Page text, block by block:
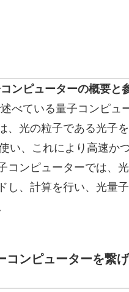
ンピューターの概要と
述べている量子コンピュ
、光の粒子である光子
い、これにより高速か
コンピューターでは、
し、計算を行い、光量
ンピューターを繋